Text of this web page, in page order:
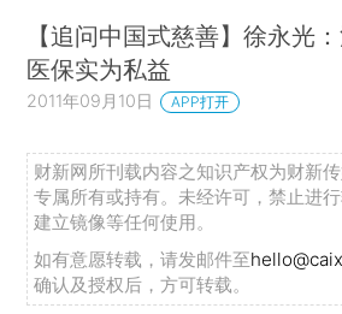
【追问中国式慈善】徐永光
医保实为私益
2011年09月10日 APP打开
财新网所刊载内容之知识产权为财新
专属所有或持有。未经许可，禁止进
建立镜像等任何使用。
如有意愿转载，请发邮件至
确认及授权后，方可转载。